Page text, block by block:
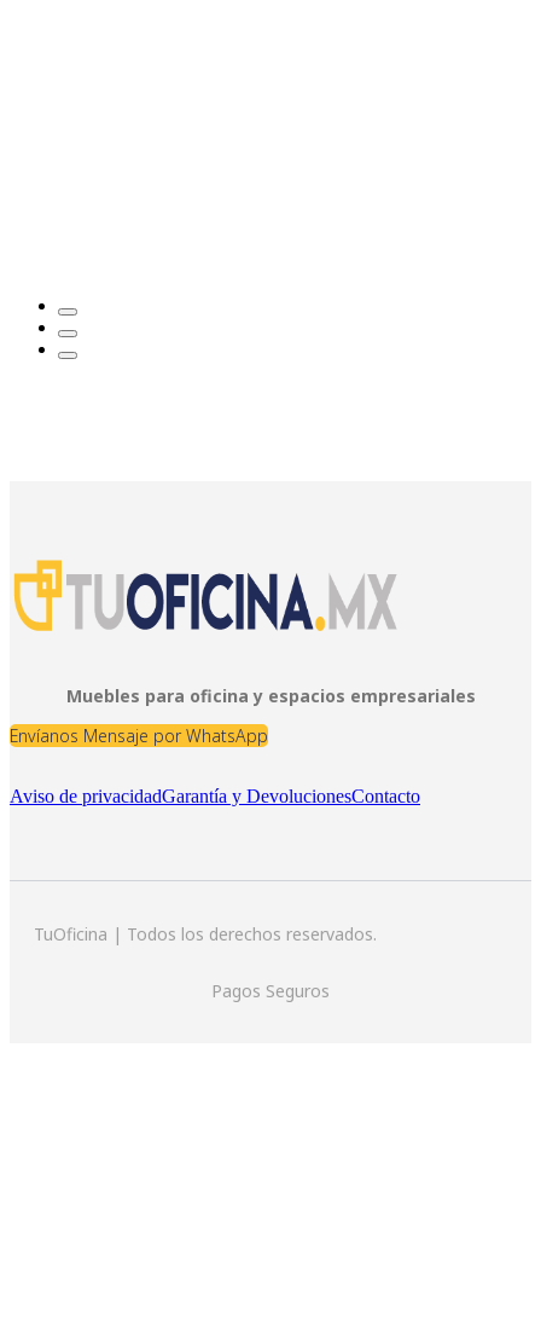
Muebles para oficina y espacios empresariales
Envíanos Mensaje por WhatsApp
Aviso de privacidadGarantía y DevolucionesContacto
TuOficina | Todos los derechos reservados.
Pagos Seguros